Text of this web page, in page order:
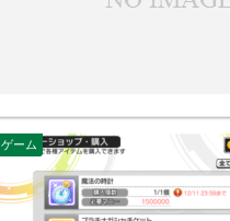
ゲーム